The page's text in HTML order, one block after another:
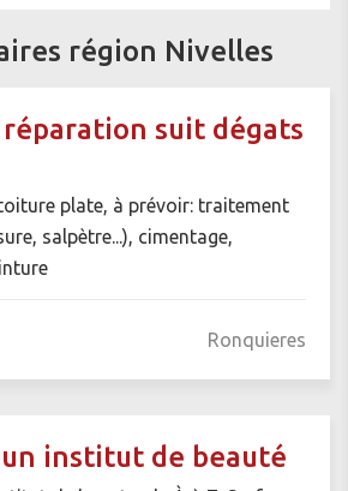
région Nivelles
suit dégats
plate, à prévoir: traitement
salpètre...), cimentage,
Ronquieres
institut de beauté